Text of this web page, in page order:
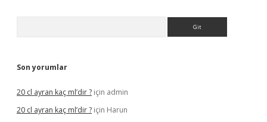
Son yorumlar
20 cl ayran kaç ml’dir ? için admin
20 cl ayran kaç ml’dir ? için Harun